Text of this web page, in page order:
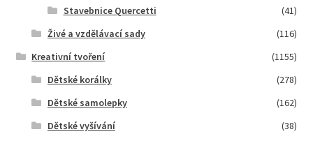
Stavebnice Quercetti
(41)
Živé a vzdělávací sady
(116)
Kreativní tvoření
(1155)
Dětské korálky
(278)
Dětské samolepky
(162)
Dětské vyšívání
(38)